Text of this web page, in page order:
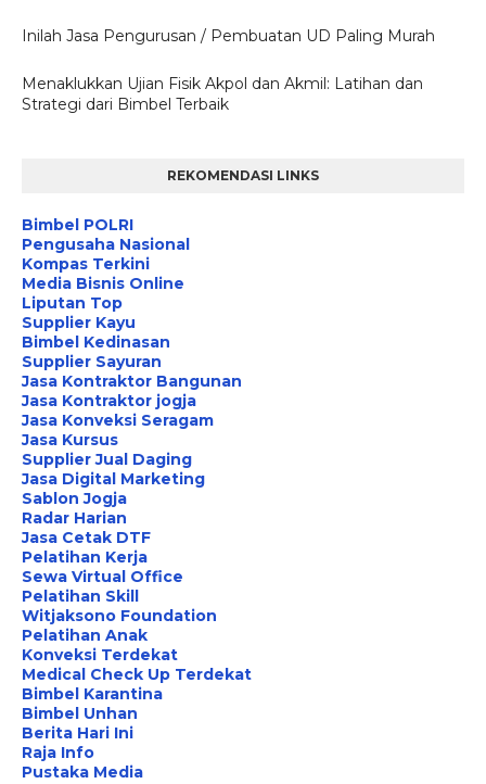
Inilah Jasa Pengurusan / Pembuatan UD Paling Murah
Menaklukkan Ujian Fisik Akpol dan Akmil: Latihan dan
Strategi dari Bimbel Terbaik
REKOMENDASI LINKS
Bimbel POLRI
Pengusaha Nasional
Kompas Terkini
Media Bisnis Online
Liputan Top
Supplier Kayu
Bimbel Kedinasan
Supplier Sayuran
Jasa Kontraktor Bangunan
Jasa Kontraktor jogja
Jasa Konveksi Seragam
Jasa Kursus
Supplier Jual Daging
Jasa Digital Marketing
Sablon Jogja
Radar Harian
Jasa Cetak DTF
Pelatihan Kerja
Sewa Virtual Office
Pelatihan Skill
Witjaksono Foundation
Pelatihan Anak
Konveksi Terdekat
Medical Check Up Terdekat
Bimbel Karantina
Bimbel Unhan
Berita Hari Ini
Raja Info
Pustaka Media